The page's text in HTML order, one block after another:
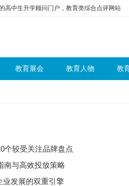
高中生升学顾问门户，教育类综合点评网站
教育展会 教育人物 教
个较受关注品牌盘点
南与高效投放策略
发展的双重引擎